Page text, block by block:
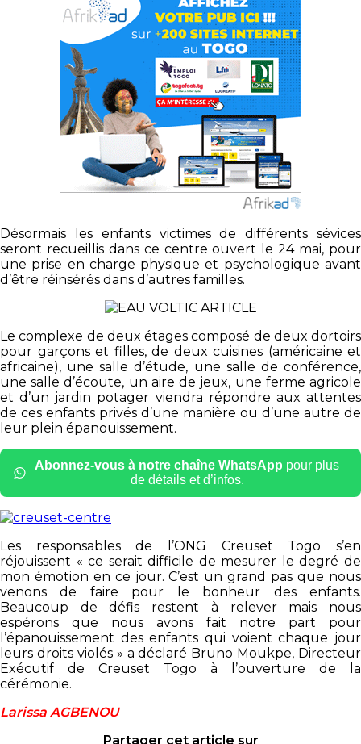
Désormais les enfants victimes de différents sévices
seront recueillis dans ce centre ouvert le 24 mai, pour
une prise en charge physique et psychologique avant
d’être réinsérés dans d’autres familles.
Le complexe de deux étages composé de deux dortoirs
pour garçons et filles, de deux cuisines (américaine et
africaine), une salle d’étude, une salle de conférence,
une salle d’écoute, un aire de jeux, une ferme agricole
et d’un jardin potager viendra répondre aux attentes
de ces enfants privés d’une manière ou d’une autre de
leur plein épanouissement.
Abonnez-vous à notre chaîne WhatsApp pour plus
de détails et d’infos.
Les responsables de l’ONG Creuset Togo s’en
réjouissent « ce serait difficile de mesurer le degré de
mon émotion en ce jour. C’est un grand pas que nous
venons de faire pour le bonheur des enfants.
Beaucoup de défis restent à relever mais nous
espérons que nous avons fait notre part pour
l’épanouissement des enfants qui voient chaque jour
leurs droits violés » a déclaré Bruno Moukpe, Directeur
Exécutif de Creuset Togo à l’ouverture de la
cérémonie.
Larissa AGBENOU
Partager cet article sur